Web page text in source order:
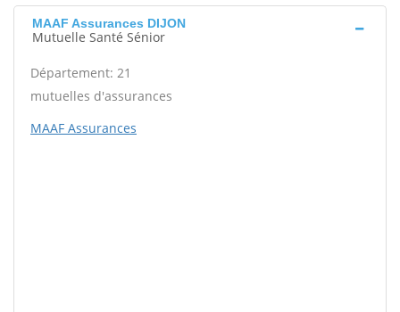
MAAF Assurances DIJON
Mutuelle Santé Sénior
Département: 21
mutuelles d'assurances
MAAF Assurances